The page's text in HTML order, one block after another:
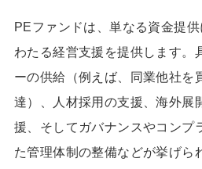
PEファンドは、単なる資金提
わたる経営支援を提供します。
ーの供給（例えば、同業他社を
達）、人材採用の支援、海外展
援、そしてガバナンスやコンプ
た管理体制の整備などが挙げら